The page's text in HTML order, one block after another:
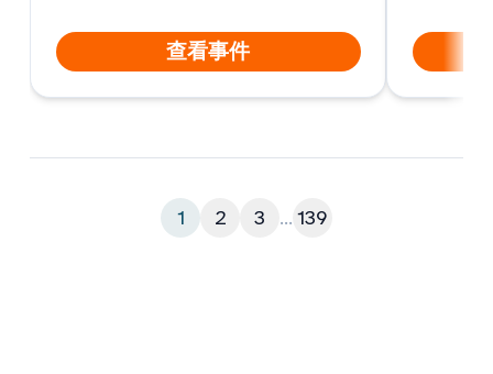
查看事件
1 2 3 ... 139